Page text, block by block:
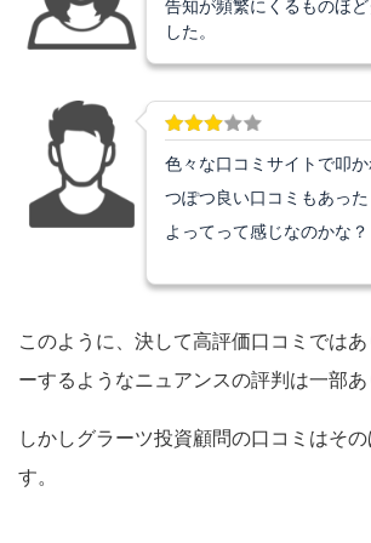
告知が頻繁にくるものほ
した。
色々な口コミサイトで叩
つぽつ良い口コミもあっ
よってって感じなのかな？
このように、決して高評価口コミでは
ーするようなニュアンスの評判は一部あ
しかしグラーツ投資顧問の口コミはそ
す。